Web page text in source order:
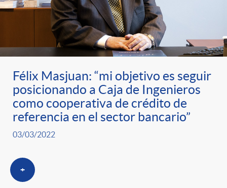
p
r
e
n
g
o
r
í
a
F
i
d
c
o
n
t
Félix Masjuan: “mi objetivo es seguir
posicionando a Caja de Ingenieros
como cooperativa de crédito de
referencia en el sector bancario”
03/03/2022
+